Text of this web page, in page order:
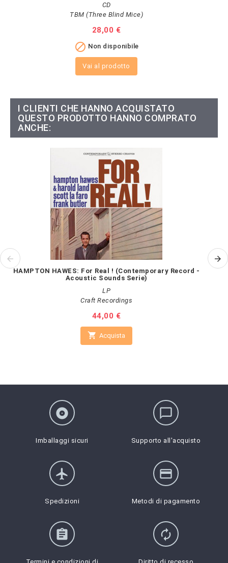
CD
TBM (Three Blind Mice)
Prezzo
28,00 €
 Non disponibile
Vai al prodotto
I CLIENTI CHE HANNO ACQUISTATO
QUESTO PRODOTTO HANNO COMPRATO
ANCHE:
HAMPTON HAWES: For Real ! (Contemporary Record -
Acoustic Sounds Serie)
LP
Craft Recordings
Prezzo
44,00 €
 Acquista
album
Imballaggi sicuri
chat_bubble_outline
Supporto all'acquisto
flight
Spedizioni
credit_card
Metodi di pagamento
assignment autorenew